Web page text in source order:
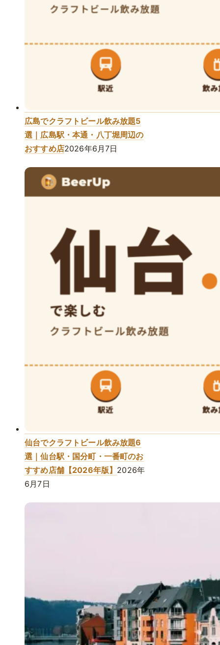
広島でクラフトビール飲み放題5
選｜広島駅・本通・八丁堀周辺の
おすすめ店2026年6月7日
仙台でクラフトビール飲み放題6
選｜仙台駅・国分町・一番町のお
すすめ店舗【2026年版】 2026年
6月7日